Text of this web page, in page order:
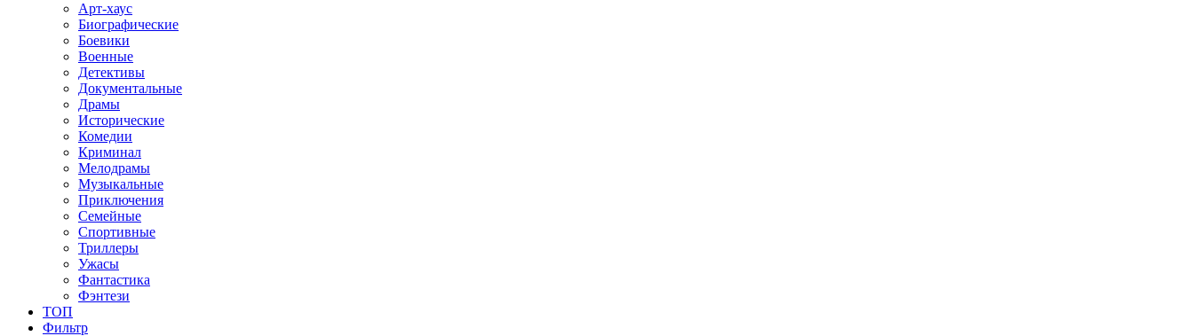
Арт-хаус
Биографические
Боевики
Военные
Детективы
Документальные
Драмы
Исторические
Комедии
Криминал
Мелодрамы
Музыкальные
Приключения
Семейные
Спортивные
Триллеры
Ужасы
Фантастика
Фэнтези
ТОП
Фильтр